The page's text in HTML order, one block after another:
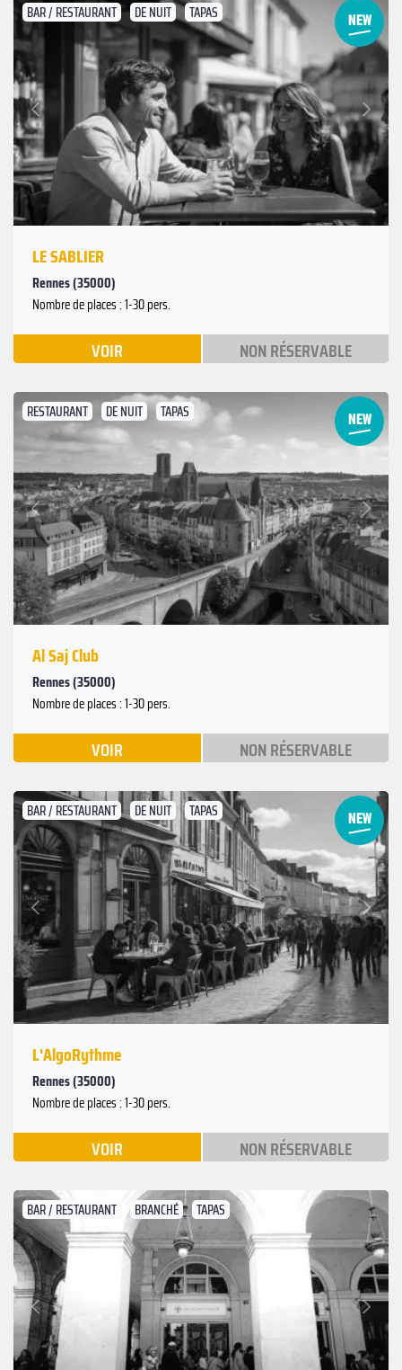
BAR / RESTAURANT DE NUIT TAPAS
Précédent
Suivant
LE SABLIER
Rennes (35000)
Nombre de places : 1-30 pers.
VOIR NON RÉSERVABLE
RESTAURANT DE NUIT TAPAS
Précédent
Suivant
Al Saj Club
Rennes (35000)
Nombre de places : 1-30 pers.
VOIR NON RÉSERVABLE
BAR / RESTAURANT DE NUIT TAPAS
Précédent
Suivant
L'AlgoRythme
Rennes (35000)
Nombre de places : 1-30 pers.
VOIR NON RÉSERVABLE
BAR / RESTAURANT BRANCHÉ TAPAS
Précédent
Suivant